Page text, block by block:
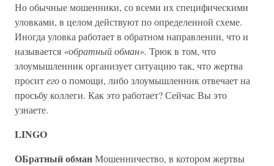
Но обычные мошенники, со всеми их специфическими
уловками, в целом действуют по определенной схеме.
Иногда уловка работает в обратном направлении, что и
называется «обратный обман». Трюк в том, что
злоумышленник организует ситуацию так, что жертва
проситегоо помощи, либо злоумышленник отвечает на
просьбу коллеги. Как это работает? Сейчас Вы это
узнаете.
LINGO
ОБратный обманМошенничество, в котором жертвы